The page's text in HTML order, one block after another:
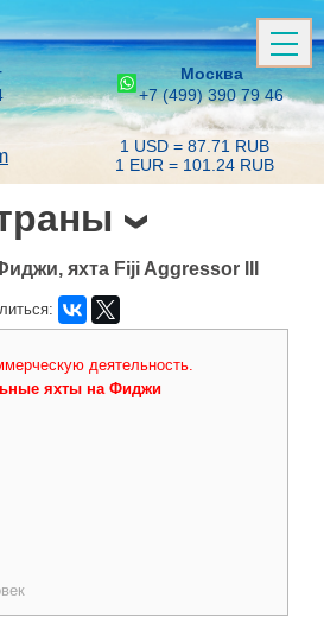
Москва
+7 (499) 390 79 46
1 USD = 87.71 RUB
1 EUR = 101.24 RUB
яхта Fiji Aggressor III
деятельность.
яхты на Фиджи